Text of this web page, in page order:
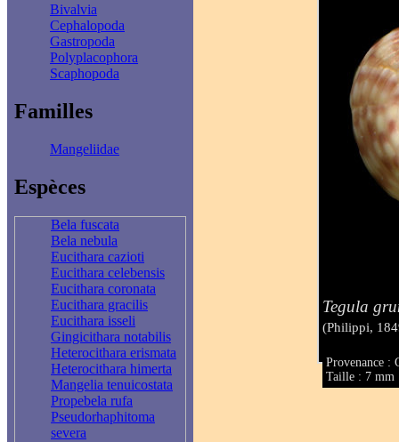
Bivalvia
Cephalopoda
Gastropoda
Polyplacophora
Scaphopoda
Familles
Mangeliidae
Espèces
Bela fuscata
Bela nebula
Eucithara cazioti
Eucithara celebensis
Eucithara coronata
Eucithara gracilis
Eucithara isseli
Gingicithara notabilis
Heterocithara erismata
Heterocithara himerta
Mangelia tenuicostata
Propebela rufa
Pseudorhaphitoma
severa
Tegula
(Philippi,
Provenance :
Taille : 7 mm